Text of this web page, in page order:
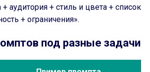
аудитория + стиль и цвета + список
+ ограничения».
под разные задачи